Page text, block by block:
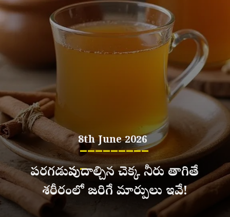
8th June 2026
_________
_
పరగడుపున దాల్చిన చెక్క నీరు తాగితే
శరీరంలో జరిగే మార్పులు ఇవే!